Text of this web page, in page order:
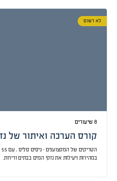
לא רשום
קורס הערכה ואיתור של
במהירות ויעילות את נזקי המים בבתים ודירות.